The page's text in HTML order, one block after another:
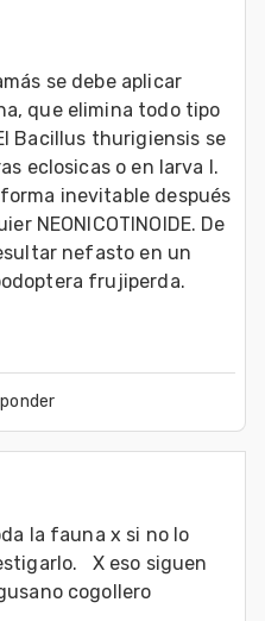
se debe aplicar
que elimina todo tipo
Bacillus thurigiensis se
eclosicas o en larva I.
inevitable después
NEONICOTINOIDE. De
nefasto en un
frujiperda.
la fauna x si no lo
X eso siguen
cogollero